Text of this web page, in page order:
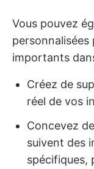
Vous pouvez
importants
Créez de
réel de vos
Concevez
suivent des
spécifiques,